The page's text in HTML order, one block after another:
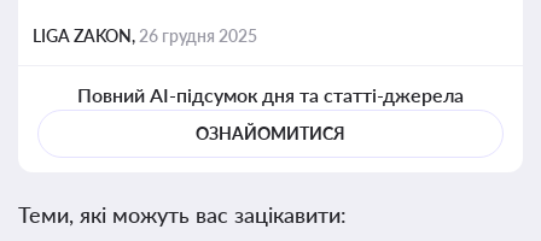
LIGA ZAKON, 26 грудня 2025
Повний AI-підсумок дня та статті-джерела
ОЗНАЙОМИТИСЯ
Теми, які можуть вас зацікавити: